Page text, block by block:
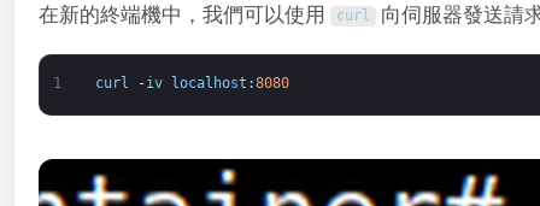
在新的終端機中，我們可以使用 curl 向伺服器發送請
1 curl -iv localhost :8080